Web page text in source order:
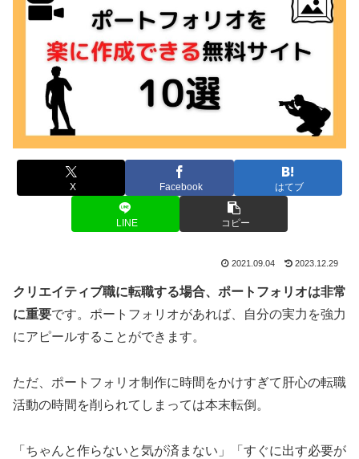
X Facebook はてブ
LINE コピー
2021.09.04 2023.12.29
クリエイティブ職に転職する場合、ポートフォリオは非常
に重要です。ポートフォリオがあれば、自分の実力を強力
にアピールすることができます。
ただ、ポートフォリオ制作に時間をかけすぎて肝心の転職
活動の時間を削られてしまっては本末転倒。
「ちゃんと作らないと気が済まない」「すぐに出す必要が